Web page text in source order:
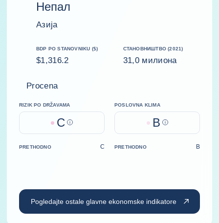
Непал
Азија
BDP PO STANOVNIKU ($)
$1,316.2
СТАНОВНИШТВО (2021)
31,0 милиона
Procena
RIZIK PO DRŽAVAMA
C Help
POSLOVNA KLIMA
B Help
PRETHODNO C PRETHODNO B
Pogledajte ostale glavne ekonomske indikatore